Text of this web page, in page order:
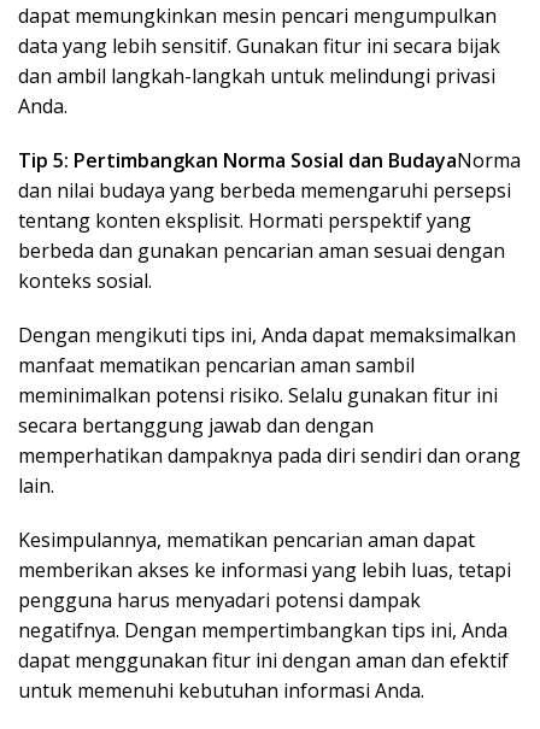
dapat memungkinkan mesin pencari mengumpulkan
data yang lebih sensitif. Gunakan fitur ini secara bijak
dan ambil langkah-langkah untuk melindungi privasi
Anda.
Tip 5: Pertimbangkan Norma Sosial dan BudayaNorma
dan nilai budaya yang berbeda memengaruhi persepsi
tentang konten eksplisit. Hormati perspektif yang
berbeda dan gunakan pencarian aman sesuai dengan
konteks sosial.
Dengan mengikuti tips ini, Anda dapat memaksimalkan
manfaat mematikan pencarian aman sambil
meminimalkan potensi risiko. Selalu gunakan fitur ini
secara bertanggung jawab dan dengan
memperhatikan dampaknya pada diri sendiri dan orang
lain.
Kesimpulannya, mematikan pencarian aman dapat
memberikan akses ke informasi yang lebih luas, tetapi
pengguna harus menyadari potensi dampak
negatifnya. Dengan mempertimbangkan tips ini, Anda
dapat menggunakan fitur ini dengan aman dan efektif
untuk memenuhi kebutuhan informasi Anda.